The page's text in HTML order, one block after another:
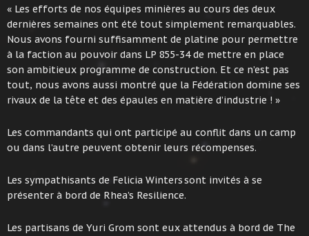
« Les efforts de nos équipes minières au cours des deux
dernières semaines ont été tout simplement remarquables.
Nous avons fourni suffisamment de platine pour permettre
à la faction au pouvoir dans LP 855-34 de mettre en place
son ambitieux programme de construction. Et ce n’est pas
tout, nous avons aussi montré que la Fédération domine ses
rivaux de la tête et des épaules en matière d’industrie ! »
Les commandants qui ont participé au conflit dans un camp
ou dans l’autre peuvent obtenir leurs récompenses.
Les sympathisants de Felicia Winters sont invités à se
présenter à bord de Rhea’s Resilience.
Les partisans de Yuri Grom sont eux attendus à bord de The